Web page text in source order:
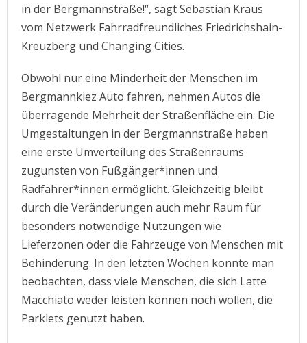
in der Bergmannstraße!“, sagt Sebastian Kraus
vom Netzwerk Fahrradfreundliches Friedrichshain-
Kreuzberg und Changing Cities.
Obwohl nur eine Minderheit der Menschen im
Bergmannkiez Auto fahren, nehmen Autos die
überragende Mehrheit der Straßenfläche ein. Die
Umgestaltungen in der Bergmannstraße haben
eine erste Umverteilung des Straßenraums
zugunsten von Fußgänger*innen und
Radfahrer*innen ermöglicht. Gleichzeitig bleibt
durch die Veränderungen auch mehr Raum für
besonders notwendige Nutzungen wie
Lieferzonen oder die Fahrzeuge von Menschen mit
Behinderung. In den letzten Wochen konnte man
beobachten, dass viele Menschen, die sich Latte
Macchiato weder leisten können noch wollen, die
Parklets genutzt haben.